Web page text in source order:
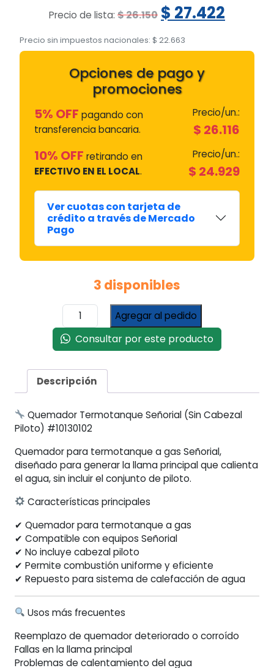
Precio de lista: $26.150 El
precio
original
era:
$ 26.150.
$ 27.422
$
Precio sin impuestos nacionales: $ 22.663
Opciones de pago y
promociones
5% OFF pagando con
transferencia bancaria.
Precio/un.:
$ 26.116
10% OFF retirando en
EFECTIVO EN EL LOCAL.
Precio/un.:
$ 24.929
Ver cuotas con tarjeta de
crédito a través de Mercado
Pago
3 disponibles
Quemador
Termotanque
Señorial
s/cabezal
cantidad
Agregar al pedido
Consultar por este producto
Descripción
Quemador Termotanque Señorial (Sin Cabezal
Piloto) #10130102
Quemador para termotanque a gas Señorial,
diseñado para generar la llama principal que calienta
el agua, sin incluir el conjunto de piloto.
Características principales
✔ Quemador para termotanque a gas
✔ Compatible con equipos Señorial
✔ No incluye cabezal piloto
✔ Permite combustión uniforme y eficiente
✔ Repuesto para sistema de calefacción de agua
Usos más frecuentes
Reemplazo de quemador deteriorado o corroído
Fallas en la llama principal
Problemas de calentamiento del agua